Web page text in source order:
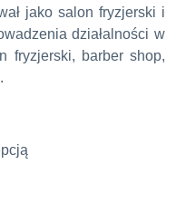
jako salon fryzjerski i
działalności w
fryzjerski, barber shop,